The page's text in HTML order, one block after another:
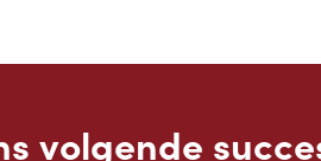
volgende